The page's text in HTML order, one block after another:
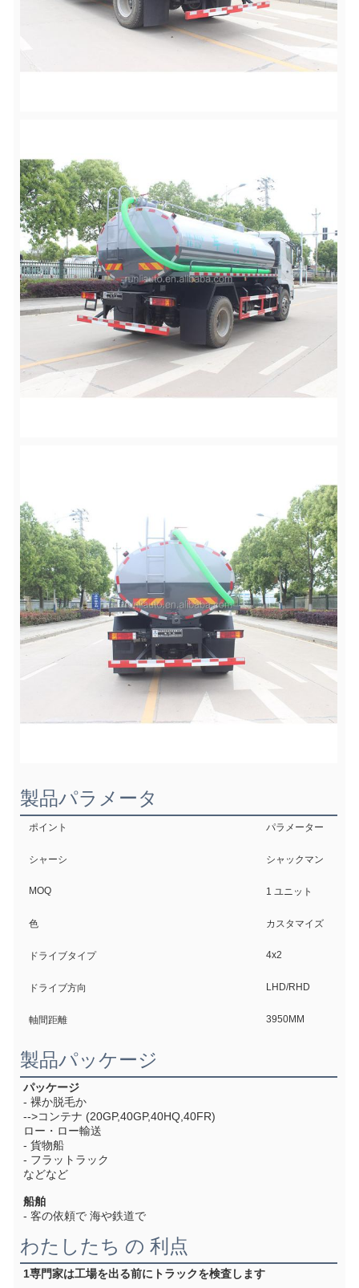
製品パラメータ
ポイント パラメーター
シャーシ シャックマン
MOQ 1 ユニット
色 カスタマイズ
ドライブタイプ 4x2
ドライブ方向 LHD/RHD
軸間距離 3950MM
製品パッケージ
パッケージ
- 裸か脱毛か
-->コンテナ (20GP,40GP,40HQ,40FR)
ロー・ロー輸送
- 貨物船
- フラットラック
などなど
船舶
- 客の依頼で 海や鉄道で
わたしたち の 利点
1専門家は工場を出る前にトラックを検査します